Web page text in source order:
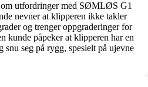
om utfordringer med SØMLØS G1
nevner at klipperen ikke takler
og trenger oppgraderinger for
kunde påpeker at klipperen har en
snu seg på rygg, spesielt på ujevne